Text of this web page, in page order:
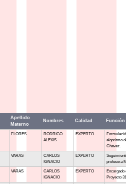
Apellido
Materno
Nombres Calidad Función
FLORES
RODRIGO
ALEXIS
EXPERTO
algoritmo
Chavez.
VARAS
CARLOS
IGNACIO
EXPERTO
profesora
VARAS
CARLOS
IGNACIO
EXPERTO
Proyecto